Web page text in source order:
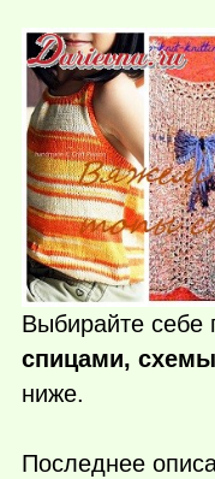
Выбирайте себе
спицами, схемы
ниже.
Последнее